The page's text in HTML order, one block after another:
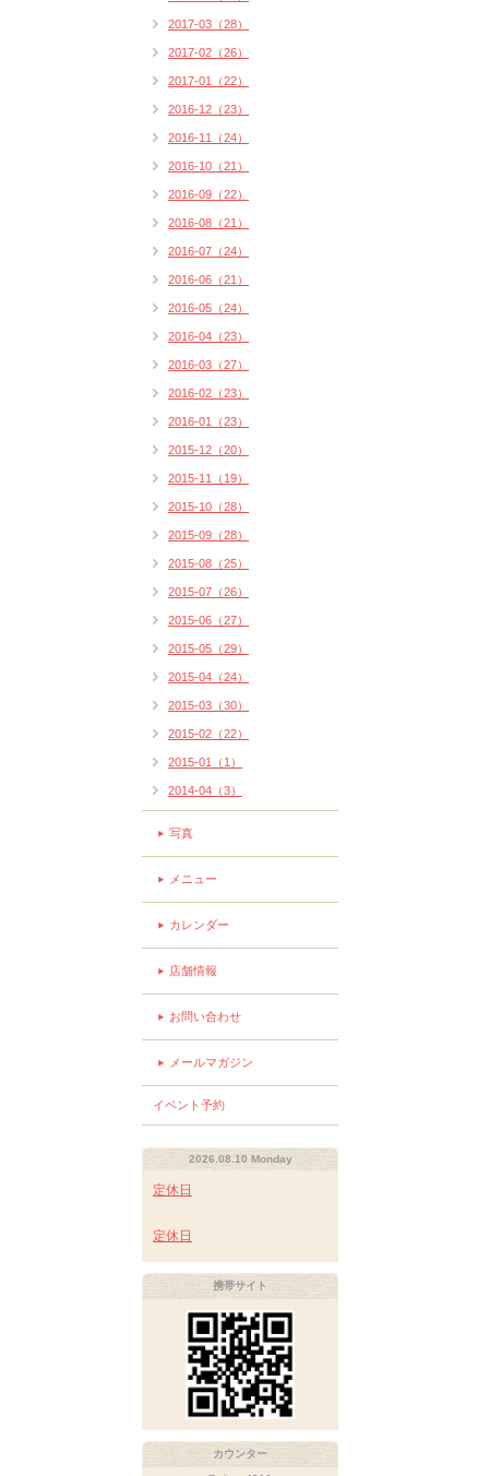
2017-03（28）
2017-02（26）
2017-01（22）
2016-12（23）
2016-11（24）
2016-10（21）
2016-09（22）
2016-08（21）
2016-07（24）
2016-06（21）
2016-05（24）
2016-04（23）
2016-03（27）
2016-02（23）
2016-01（23）
2015-12（20）
2015-11（19）
2015-10（28）
2015-09（28）
2015-08（25）
2015-07（26）
2015-06（27）
2015-05（29）
2015-04（24）
2015-03（30）
2015-02（22）
2015-01（1）
2014-04（3）
写真
メニュー
カレンダー
店舗情報
お問い合わせ
メールマガジン
イベント予約
2026.08.10 Monday
定休日
定休日
携帯サイト
カウンター